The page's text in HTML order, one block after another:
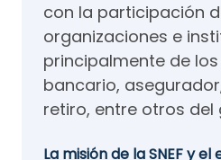
con la participación
organizaciones e
principalmente de
bancario,
retiro, entre otros del
La misión de la SNEF y